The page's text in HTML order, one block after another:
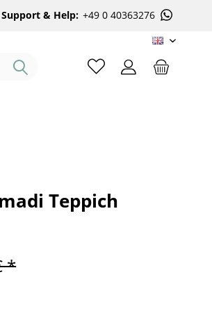
Support & Help: +49 0 40363276
EN
Teppich
*